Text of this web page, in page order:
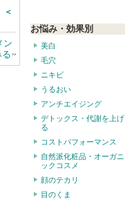
お悩み・効果別
美白
毛穴
ニキビ
うるおい
アンチエイジング
デトックス・代謝を上げ
る
コストパフォーマンス
自然派化粧品・オーガニ
ックコスメ
顔のテカリ
目のくま
＜
ン
る